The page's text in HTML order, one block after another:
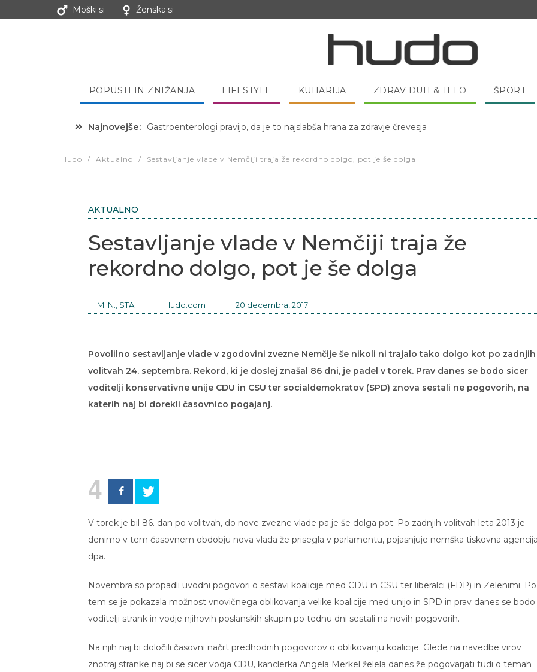
Moški.si Ženska.si
POPUSTI IN ZNIŽANJA LIFESTYLE KUHARIJA ZDRAV DUH & TELO ŠPORT
Najnovejše: Gastroenterologi pravijo, da je to najslabša hrana za zdravje črevesja
Hudo / Aktualno / Sestavljanje vlade v Nemčiji traja že rekordno dolgo, pot je še dolga
AKTUALNO
Sestavljanje vlade v Nemčiji traja že
rekordno dolgo, pot je še dolga
M. N., STA Hudo.com 20 decembra, 2017
Povolilno sestavljanje vlade v zgodovini zvezne Nemčije še nikoli ni trajalo tako dolgo kot po zadnjih
volitvah 24. septembra. Rekord, ki je doslej znašal 86 dni, je padel v torek. Prav danes se bodo sicer
voditelji konservativne unije CDU in CSU ter socialdemokratov (SPD) znova sestali ne pogovorih, na
katerih naj bi dorekli časovnico pogajanj.
4
V torek je bil 86. dan po volitvah, do nove zvezne vlade pa je še dolga pot. Po zadnjih volitvah leta 2013 je
denimo v tem časovnem obdobju nova vlada že prisegla v parlamentu, pojasnjuje nemška tiskovna
dpa.
Novembra so propadli uvodni pogovori o sestavi koalicije med CDU in CSU ter liberalci (FDP) in Zelenimi. Po
tem se je pokazala možnost vnovičnega oblikovanja velike koalicije med unijo in SPD in prav danes se bodo
voditelji strank in vodje njihovih poslanskih skupin po tednu dni sestali na novih pogovorih.
Na njih naj bi določili časovni načrt predhodnih pogovorov o oblikovanju koalicije. Glede na navedbe virov
znotraj stranke naj bi se sicer vodja CDU, kanclerka Angela Merkel želela danes že pogovarjati tudi o temah